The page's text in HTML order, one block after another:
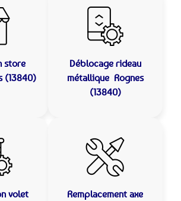
store
(13840)
Déblocage rideau
métallique Rognes
(13840)
volet
Remplacement axe